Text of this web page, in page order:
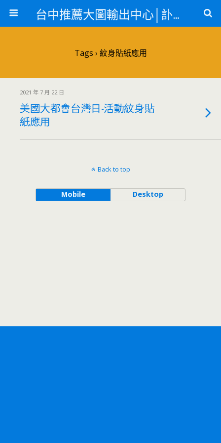
台中推薦大圖輸出中心│訃聞、紋身貼紙、急件名片
Tags › 紋身貼紙應用
2021 年 7 月 22 日
美國大都會台灣日-活動紋身貼
紙應用
Back to top
Mobile Desktop